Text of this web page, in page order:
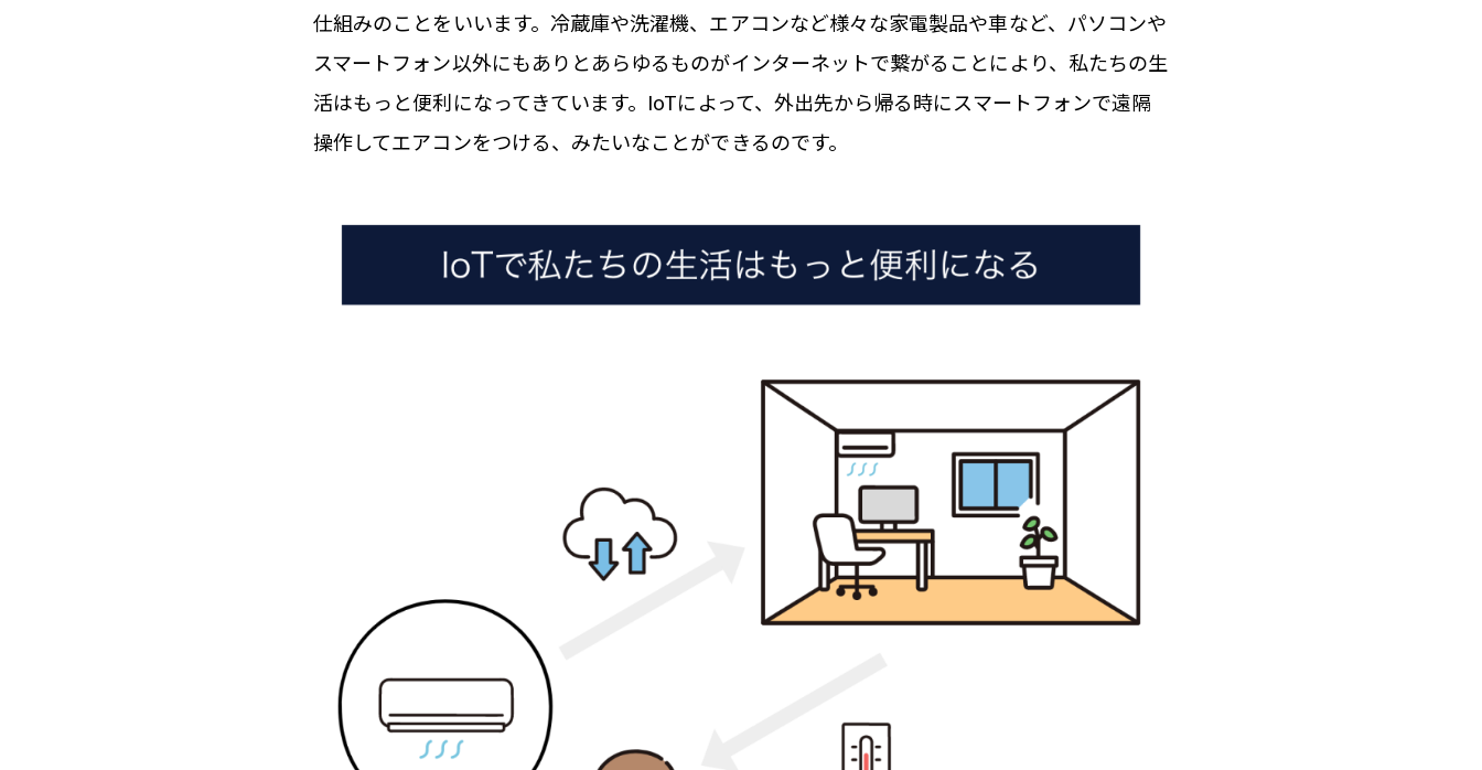
仕組みのことをいいます。冷蔵庫や洗濯機、エアコンなど様々な家電製品や車など、パソコンや
スマートフォン以外にもありとあらゆるものがインターネットで繋がることにより、私たちの生
活はもっと便利になってきています。IoTによって、外出先から帰る時にスマートフォンで遠隔
操作してエアコンをつける、みたいなことができるのです。